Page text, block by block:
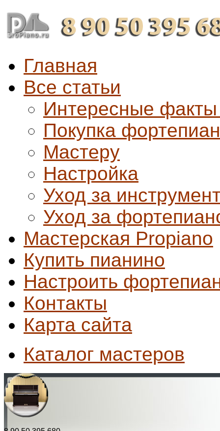
Главная
Все статьи
Интересные
Покупка
Мастеру
Настройка
Уход за
Уход за
Мастерская Propiano
Купить пианино
Настроить
Контакты
Карта сайта
Каталог мастеров